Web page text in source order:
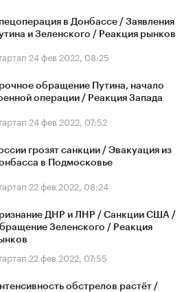
в Донбассе / Заявления
и Зеленского / Реакция рынков
24 фев 2022, 08:25
обращение Путина, начало
операции / Реакция Запада
24 фев 2022, 07:52
грозят санкции / Эвакуация из
в Подмосковье
22 фев 2022, 08:24
ДНР и ЛНР / Санкции США /
Зеленского / Реакция
22 фев 2022, 07:55
обстрелов растёт /